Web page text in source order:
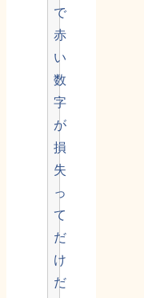
で
赤
い
数
字
が
損
失
っ
て
だ
け
だ